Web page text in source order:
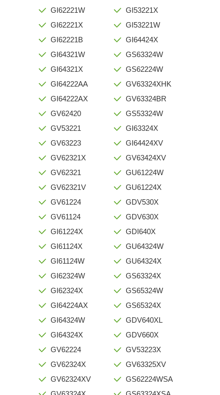
GI62221W
GI62221X
GI62221B
GI64321W
GI64321X
GI64222AA
GI64222AX
GV62420
GV53221
GV63223
GV62321X
GV62321
GV62321V
GV61224
GV61124
GI61224X
GI61124X
GI61124W
GI62324W
GI62324X
GI64224AX
GI64324W
GI64324X
GV62224
GV62324X
GV62324XV
GI53221X
GI53221W
GI64424X
GS63324W
GS62224W
GV63324XHK
GV63324BR
GS53324W
GI63324X
GI64424XV
GV63424XV
GU61224W
GU61224X
GDV530X
GDV630X
GDI640X
GU64324W
GU64324X
GS63324X
GS65324W
GS65324X
GDV640XL
GDV660X
GV53223X
GV63325XV
GS62224WSA